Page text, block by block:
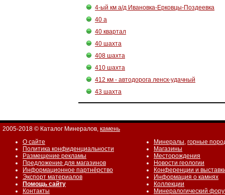
4-ый км а/д Ивановка-Ерковцы-Поздеевка
40 а
40 квартал
40 шахта
408 шахта
410 шахта
412 км - автодорога ленск-удачный
43 шахта
2005-2018 © Каталог Минералов, камень
О сайте
Политика конфиденциальности
Размещение рекламы
Предложение для магазинов
Информационное партнёрство
Экспорт материалов
Помощь сайту
Контакты
Минералы, горные
Магазины
Месторождения
Новости геологии
Конференции и
Информация о камнях
Коллекции
Минералогический